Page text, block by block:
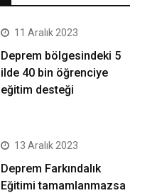
11 Aralık 2023
Deprem bölgesindeki 5
ilde 40 bin öğrenciye
eğitim desteği
13 Aralık 2023
Deprem Farkındalık
Eğitimi tamamlanmazsa